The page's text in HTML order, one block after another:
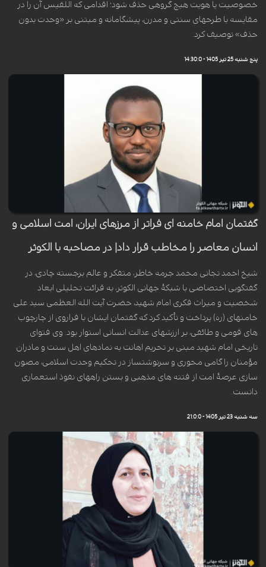
خصوصیت یا هویت هیچ گروهی حذف شود؛ اقدامی که اللقیس آن را در
مقایسه با طرحهای سنتی و مدرن، پیشگامانه و مبتنی بر «وحدت بدون
حذف» توصیف کرد.
پنج شنبه 25 تیر 1405 - 14:30:0
گفتمان امام خامنه ای فراتر از مرزهای ایران، امت اسلامی و
انسان معاصر را مخاطب قرار داد| در مصاحبه با الکوثر
شیخ احمد تجانی محمد جرمه خاطر، متفکر و عالم برجسته چادی، در
گفتگویی اختصاصی با شبکهٔ جهانی الکوثر، به قرائت تحلیلی ابعاد
شخصیت و میراث فکری امام شهید، حضرت آیت الله العظمی سید علی
خامنهای (ره) پرداخت و تأکید کرد که گفتمان ایشان با فراروی از چارچوب
های قومی و طائفی، بر ارزشهای عدالت انسانی استوار بود. وی فتوای
تاریخی امام شهید مبنی بر تحریم اهانت به نمادهای اهل سنت و مادران
مؤمنان را گامی محوری و سرنوشتساز در تحکیم وحدت اسلامی، مصون
سازی عرصهٔ امت از فتنه های مذهبی و بستن راههای نفوذ استعماری
دانست.
سه شنبه 23 تیر 1405 - 21:0:0